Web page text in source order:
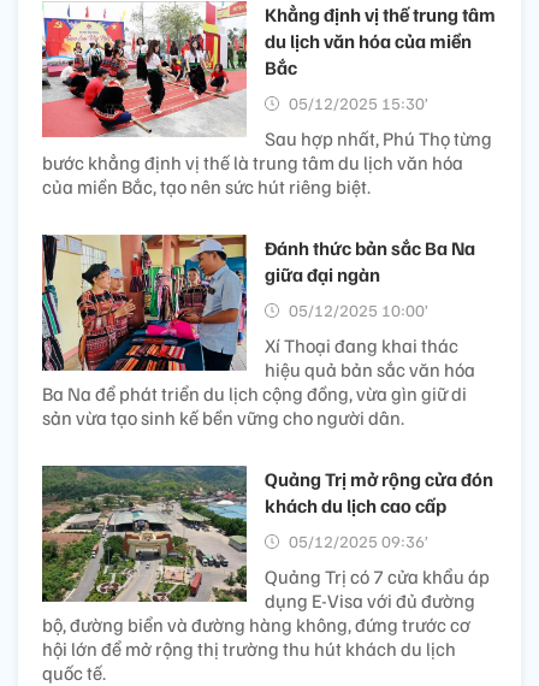
Khẳng định vị thế trung tâm
du lịch văn hóa của miền
Bắc
05/12/2025 15:30’
Sau hợp nhất, Phú Thọ từng
bước khẳng định vị thế là trung tâm du lịch văn hóa
của miền Bắc, tạo nên sức hút riêng biệt.
Đánh thức bản sắc Ba Na
giữa đại ngàn
05/12/2025 10:00’
Xí Thoại đang khai thác
hiệu quả bản sắc văn hóa
Ba Na để phát triển du lịch cộng đồng, vừa gìn giữ di
sản vừa tạo sinh kế bền vững cho người dân.
Quảng Trị mở rộng cửa đón
khách du lịch cao cấp
05/12/2025 09:36’
Quảng Trị có 7 cửa khẩu áp
dụng E-Visa với đủ đường
bộ, đường biển và đường hàng không, đứng trước cơ
hội lớn để mở rộng thị trường thu hút khách du lịch
quốc tế.